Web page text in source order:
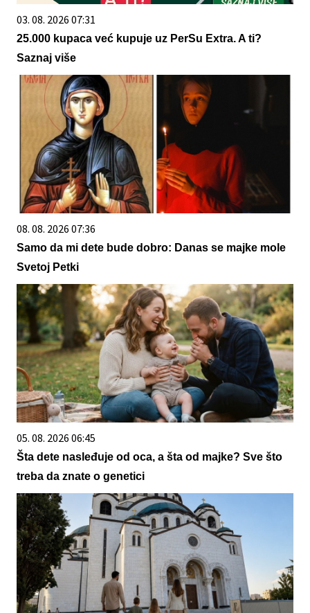
03. 08. 2026 07:31
25.000 kupaca već kupuje uz PerSu Extra. A ti?
Saznaj više
08. 08. 2026 07:36
Samo da mi dete bude dobro: Danas se majke mole
Svetoj Petki
05. 08. 2026 06:45
Šta dete nasleđuje od oca, a šta od majke? Sve što
treba da znate o genetici